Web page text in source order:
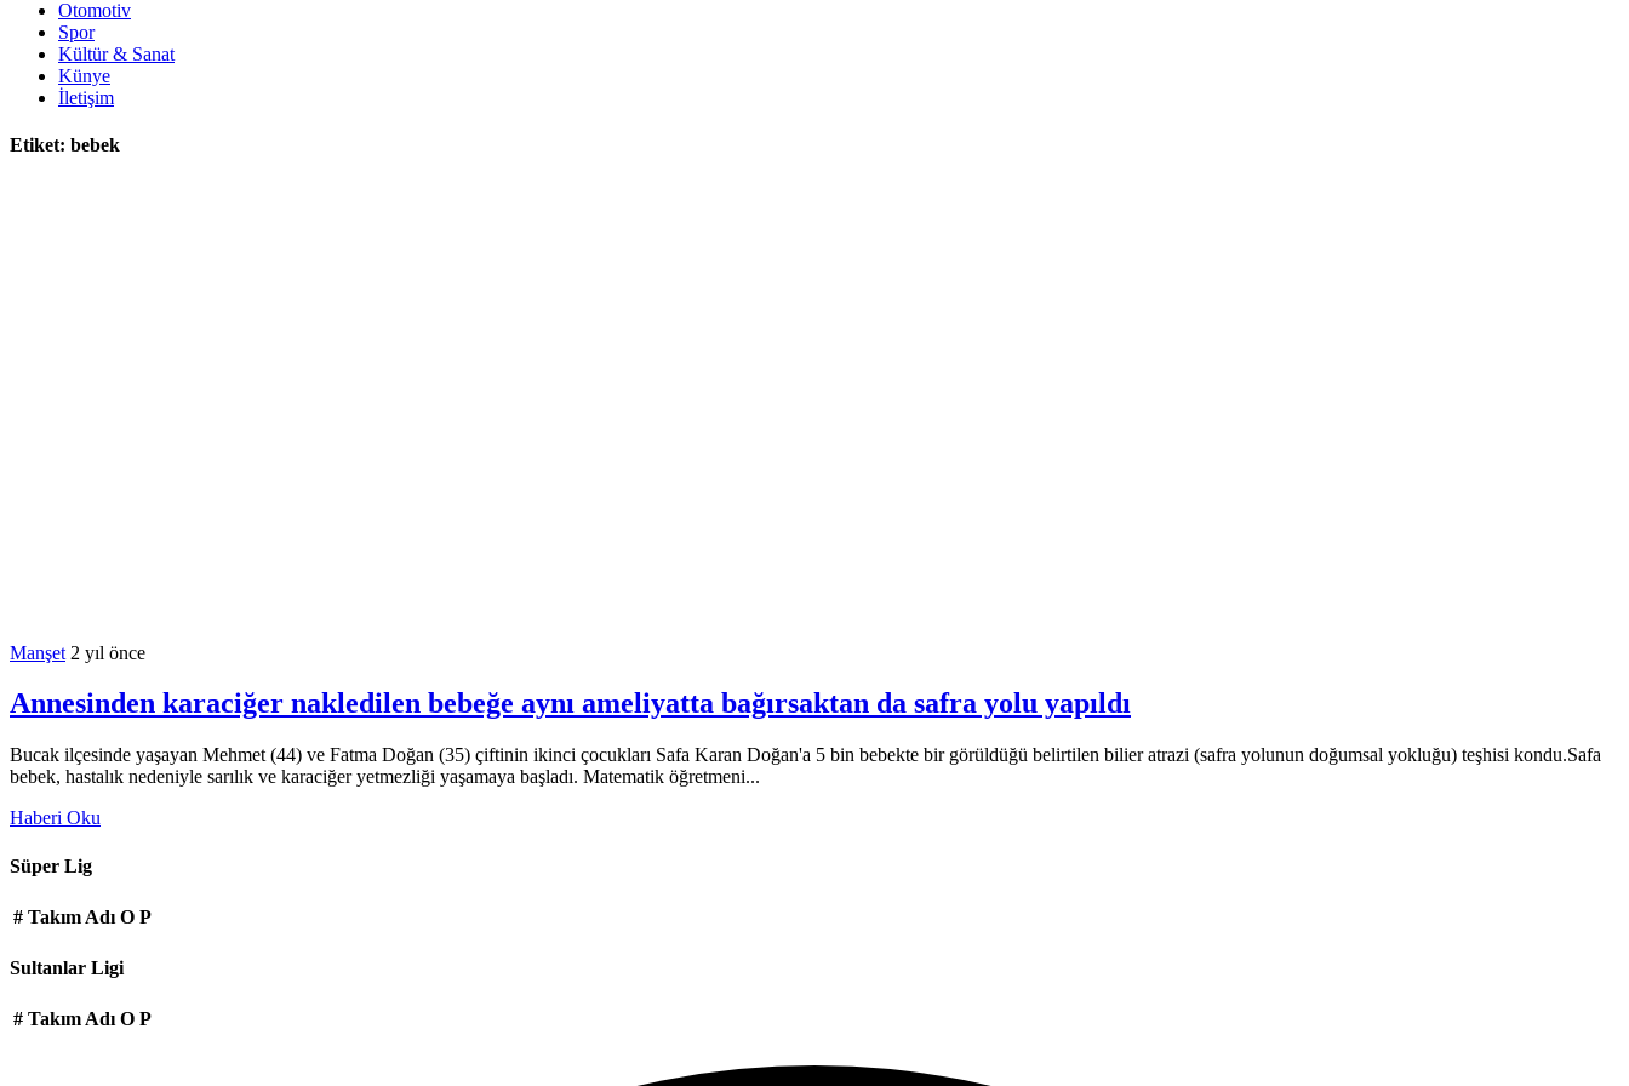
Otomotiv
Spor
Kültür & Sanat
Künye
İletişim
Etiket: bebek
Manşet 2 yıl önce
Annesinden karaciğer nakledilen bebeğe aynı ameliyatta bağırsaktan da safra yolu yapıldı
Bucak ilçesinde yaşayan Mehmet (44) ve Fatma Doğan (35) çiftinin ikinci çocukları Safa Karan Doğan'a 5 bin bebekte bir görüldüğü belirtilen bilier atrazi (safra yolunun doğumsal yokluğu) teşhisi kondu.Safa
bebek, hastalık nedeniyle sarılık ve karaciğer yetmezliği yaşamaya başladı. Matematik öğretmeni...
Haberi Oku
Süper Lig
# Takım Adı O P
Sultanlar Ligi
# Takım Adı O P